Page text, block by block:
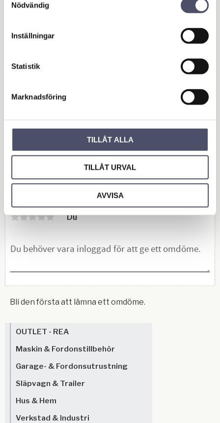
Nödvändig
Inställningar
Statistik
Marknadsföring
TILLÅT ALLA
TILLÅT URVAL
AVVISA
Du
Bli den första att lämna ett omdöme.
Max dragkapacitet: 5 ton.
Monteras via 4 x 12mm bulthål.
85mm & höjdmässigt 45mm.
Hakkrok inkl. avtagbar
Dragkroken är smidd!
Lägg till i favoriter
KÖP
OUTLET - REA
Maskin & Fordonstillbehör
Garage- & Fordonsutrustning
Släpvagn & Trailer
Hus & Hem
Verkstad & Industri